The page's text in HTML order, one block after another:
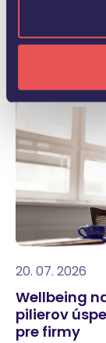
Pozrieť všetky
20. 07. 2026
Wellbeing
pilierov
pre firmy